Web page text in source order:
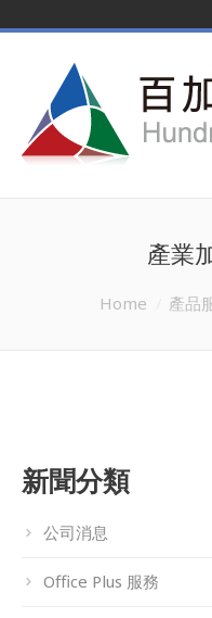
產業
You are here:
Home 產品
新聞分類
公司消息
Office Plus 服務